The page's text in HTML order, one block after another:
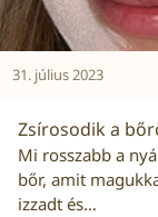
31. július 2023
Zsírosodik a
Mi rosszabb a
bőr, amit
izzadt és…